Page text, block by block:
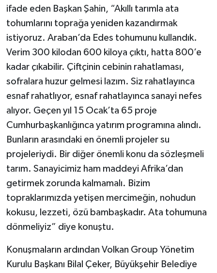
ifade eden Başkan Şahin, “Akıllı tarımla ata
tohumlarını toprağa yeniden kazandırmak
istiyoruz. Araban’da Edes tohumunu kullandık.
Verim 300 kilodan 600 kiloya çıktı, hatta 800’e
kadar çıkabilir. Çiftçinin cebinin rahatlaması,
sofralara huzur gelmesi lazım. Siz rahatlayınca
esnaf rahatlıyor, esnaf rahatlayınca sanayi nefes
alıyor. Geçen yıl 15 Ocak’ta 65 proje
Cumhurbaşkanlığınca yatırım programına alındı.
Bunların arasındaki en önemli projeler su
projeleriydi. Bir diğer önemli konu da sözleşmeli
tarım. Sanayicimiz ham maddeyi Afrika’dan
getirmek zorunda kalmamalı. Bizim
topraklarımızda yetişen mercimeğin, nohudun
kokusu, lezzeti, özü bambaşkadır. Ata tohumuna
dönmeliyiz” diye konuştu.
Konuşmaların ardından Volkan Group Yönetim
Kurulu Başkanı Bilal Çeker, Büyükşehir Belediye